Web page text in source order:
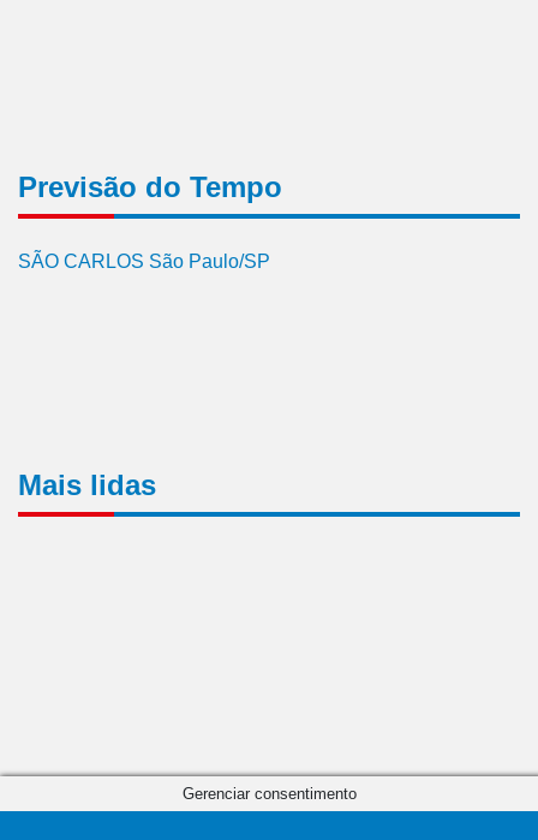
Previsão do Tempo
SÃO CARLOS São Paulo/SP
Mais lidas
Gerenciar consentimento